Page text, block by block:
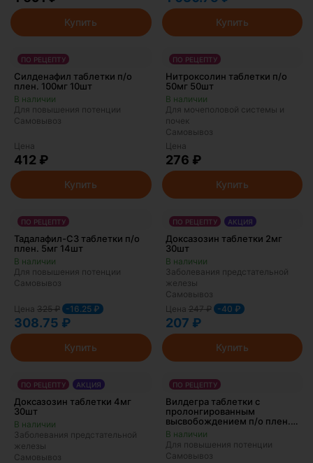
Купить Купить
ПО РЕЦЕПТУ
Силденафил таблетки п/о
плен. 100мг 10шт
Для повышения потенции
Самовывоз
Цена
412 ₽
Купить
ПО РЕЦЕПТУ
Нитроксолин таблетки п/о
50мг 50шт
Для мочеполовой системы и
почек
Самовывоз
Цена
276 ₽
Купить
ПО РЕЦЕПТУ
Тадалафил-СЗ таблетки п/о
плен. 5мг 14шт
Для повышения потенции
Самовывоз
Цена 325₽ -16.25 ₽
308.75 ₽
Купить
ПО РЕЦЕПТУ АКЦИЯ
Доксазозин таблетки 2мг
30шт
Заболевания предстательной
железы
Самовывоз
Цена 247₽ -40 ₽
207 ₽
Купить
ПО РЕЦЕПТУ АКЦИЯ
Доксазозин таблетки 4мг
30шт
Заболевания предстательной
железы
Самовывоз
ПО РЕЦЕПТУ
Вилдегра таблетки с
пролонгированным
высвобождением п/о плен.
100мг 30шт
Для повышения потенции
Самовывоз